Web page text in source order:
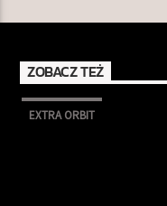
ZOBACZ TEŻ
EXTRA ORBIT